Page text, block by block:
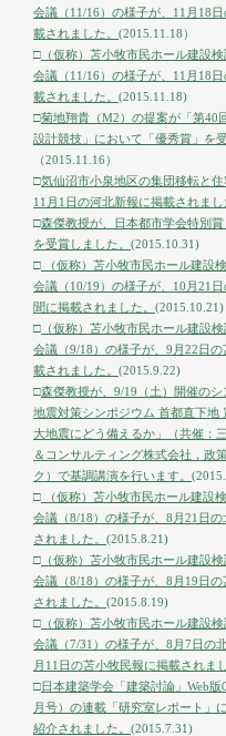
会議（11/16）の様子が、11月18
載されました。 (2015.11.18 ）
□ （仮称）苫小牧市民ホール建設
会議（11/16）の様子が、11月18
載されました。 (2015.11.18)
□菊地翔貴（M2）の提案が「第40
設計競技」において「優秀賞」を
（2015.11.16）
□気仙沼市小泉地区の集団移転と住
11月1日の河北新報に掲載されま
□森傑教授が、日本都市学会特別賞
を受賞しました。 (2015.10.31)
□ （仮称）苫小牧市民ホール建設
会議（10/19）の様子が、10月21
聞に掲載されました。 (2015.10.21)
□ （仮称）苫小牧市民ホール建設
会議（9/18）の様子が、9月22日
載されました。 (2015.9.22)
□森傑教授が、9/19（土）開催の
地震対策シンポジウム 首都直下地
大地震にどう備えるか」（共催：
＆コンサルティング株式会社，政
ク）で基調講演を行います。
□ （仮称）苫小牧市民ホール建設
会議（8/18）の様子が、8月21日
されました。 (2015.8.21)
□ （仮称）苫小牧市民ホール建設
会議（8/18）の様子が、8月19日
されました。 (2015.8.19)
□ （仮称）苫小牧市民ホール建設
会議（7/31）の様子が、8月7日の
月11日の苫小牧民報に掲載されまし
□日本建築学会「建築討論」Web版
月号）の連載「研究室レポート」
紹介されました。 (2015.7.31)